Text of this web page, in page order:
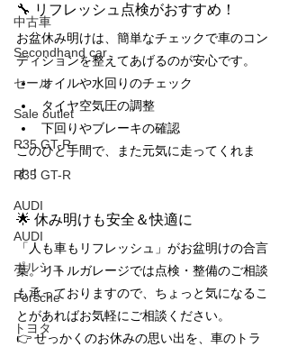
中古車
Secondhand car
セール
Sale outlet
R35 GT-R
R35 GT-R
AUDI
AUDI
ポルシェ
Porsche
トヨタ
🔧 リフレッシュ点検がおすすめ！
お盆休み明けは、簡単なチェックで車のコン
ディションを整えてあげるのが安心です。
オイルや水回りのチェック
タイヤ空気圧の調整
下回りやブレーキの確認
このひと手間で、また元気に走ってくれま
す！
🌟 休み明けも安全＆快適に
「人も車もリフレッシュ」がお盆明けの合言
葉。リトルガレージでは点検・整備のご相談
も承っておりますので、ちょっと気になるこ
とがあればお気軽にご相談ください。
👉 せっかくのお休みの思い出を、車のトラ